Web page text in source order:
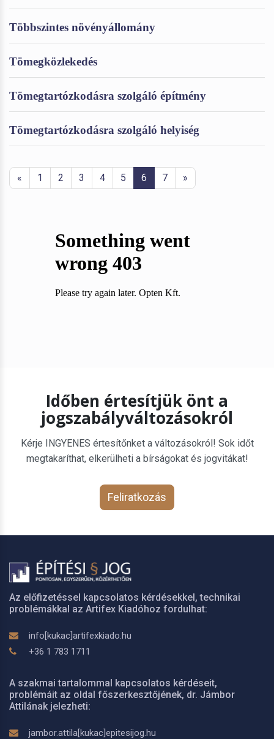
Többszintes növényállomány
Tömegközlekedés
Tömegtartózkodásra szolgáló építmény
Tömegtartózkodásra szolgáló helyiség
« 1 2 3 4 5 6 7 »
Időben értesítjük önt a
jogszabályváltozásokról
Kérje INGYENES értesítőnket a változásokról! Sok időt
megtakaríthat, elkerülheti a bírságokat és jogvitákat!
Feliratkozás
Az előfizetéssel kapcsolatos kérdésekkel, technikai
problémákkal az Artifex Kiadóhoz fordulhat:
info[kukac]artifexkiado.hu
+36 1 783 1711
A szakmai tartalommal kapcsolatos kérdéseit,
problémáit az oldal főszerkesztőjének, dr. Jámbor
Attilának jelezheti:
jambor.attila[kukac]epitesijog.hu